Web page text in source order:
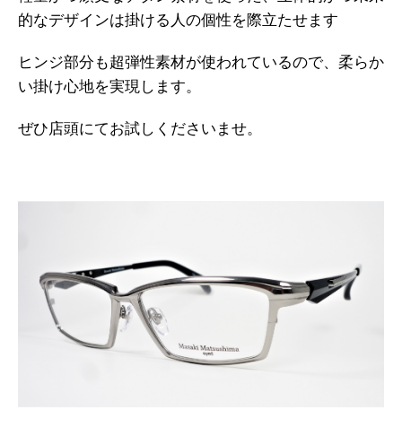
的なデザインは掛ける人の個性を際立たせます
ヒンジ部分も超弾性素材が使われているので、柔らか
い掛け心地を実現します。
ぜひ店頭にてお試しくださいませ。